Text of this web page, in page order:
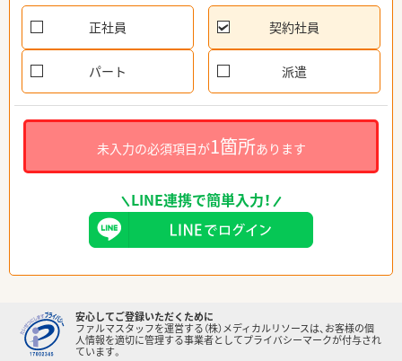
正社員 契約社員
パート 派遣
未入力の必須項目が1箇所あります
LINE連携で簡単入力！
安心してご登録いただくために
ファルマスタッフを運営する（株）メディカルリソースは、お客様の個
人情報を適切に管理する事業者としてプライバシーマークが付与され
ています。